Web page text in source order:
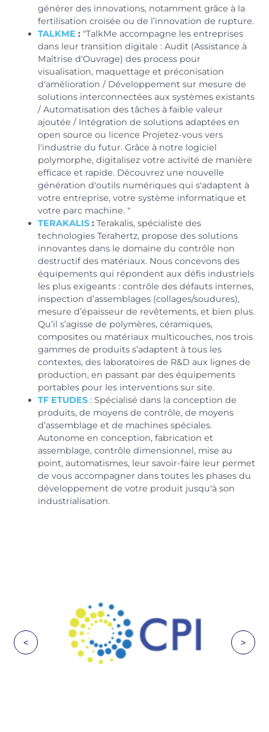
générer des innovations, notamment grâce à la
fertilisation croisée ou de l’innovation de rupture.
TALKME : "TalkMe accompagne les entreprises
dans leur transition digitale : Audit (Assistance à
Maîtrise d'Ouvrage) des process pour
visualisation, maquettage et préconisation
d'amélioration / Développement sur mesure de
solutions interconnectées aux systèmes existants
/ Automatisation des tâches à faible valeur
ajoutée / Intégration de solutions adaptées en
open source ou licence Projetez-vous vers
l'industrie du futur. Grâce à notre logiciel
polymorphe, digitalisez votre activité de manière
efficace et rapide. Découvrez une nouvelle
génération d'outils numériques qui s'adaptent à
votre entreprise, votre système informatique et
votre parc machine. "
TERAKALIS : Terakalis, spécialiste des
technologies Terahertz, propose des solutions
innovantes dans le domaine du contrôle non
destructif des matériaux. Nous concevons des
équipements qui répondent aux défis industriels
les plus exigeants : contrôle des défauts internes,
inspection d’assemblages (collages/soudures),
mesure d’épaisseur de revêtements, et bien plus.
Qu’il s’agisse de polymères, céramiques,
composites ou matériaux multicouches, nos trois
gammes de produits s’adaptent à tous les
contextes, des laboratoires de R&D aux lignes de
production, en passant par des équipements
portables pour les interventions sur site.
TF ETUDES : Spécialisé dans la conception de
produits, de moyens de contrôle, de moyens
d’assemblage et de machines spéciales.
Autonome en conception, fabrication et
assemblage, contrôle dimensionnel, mise au
point, automatismes, leur savoir-faire leur permet
de vous accompagner dans toutes les phases du
développement de votre produit jusqu'à son
industrialisation.
< >